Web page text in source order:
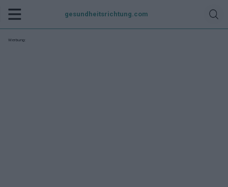
gesundheitsrichtung.com
Werbung: